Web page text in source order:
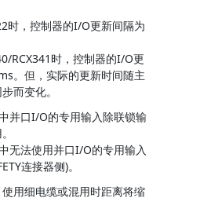
时，控制器的I/O更新间隔为
RCX341时，控制器的I/O更
。但，实际的更新时间随主
而变化。
并口I/O的专用输入除联锁输
无法使用并口I/O的专用输入
连接器侧)。
用细电缆或混用时距离将缩